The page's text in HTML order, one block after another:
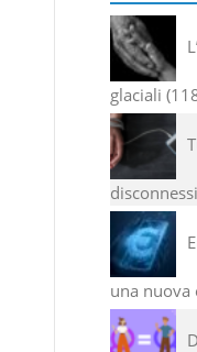
glaciali
disconnessi
una nuova